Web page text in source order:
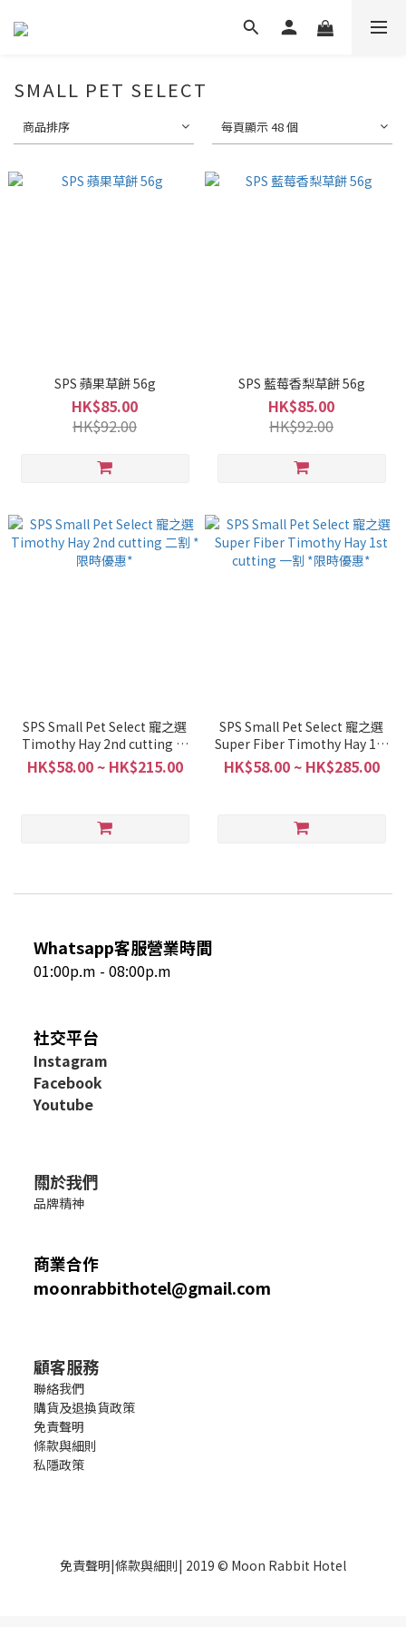
SMALL PET SELECT
商品排序 每頁顯示 48 個
SPS 蘋果草餅 56g
HK$85.00
HK$92.00
SPS 藍莓香梨草餅 56g
HK$85.00
HK$92.00
SPS Small Pet Select 寵之選
Timothy Hay 2nd cutting 二
割 *限時優惠*
HK$58.00 ~ HK$215.00
SPS Small Pet Select 寵之選
Super Fiber Timothy Hay 1st
cutting 一割 *限時優惠*
HK$58.00 ~ HK$285.00
Whatsapp客服營業時間
01:00p.m - 08:00p.m
社交平台
Instagram
Facebook
Youtube
關於我們
品牌精神
商業合作
moonrabbithotel@gmail.com
顧客服務
聯絡我們
購貨及退換貨政策
免責聲明
條款與細則
私隱政策
免責聲明|條款與細則| 2019 © Moon Rabbit Hotel